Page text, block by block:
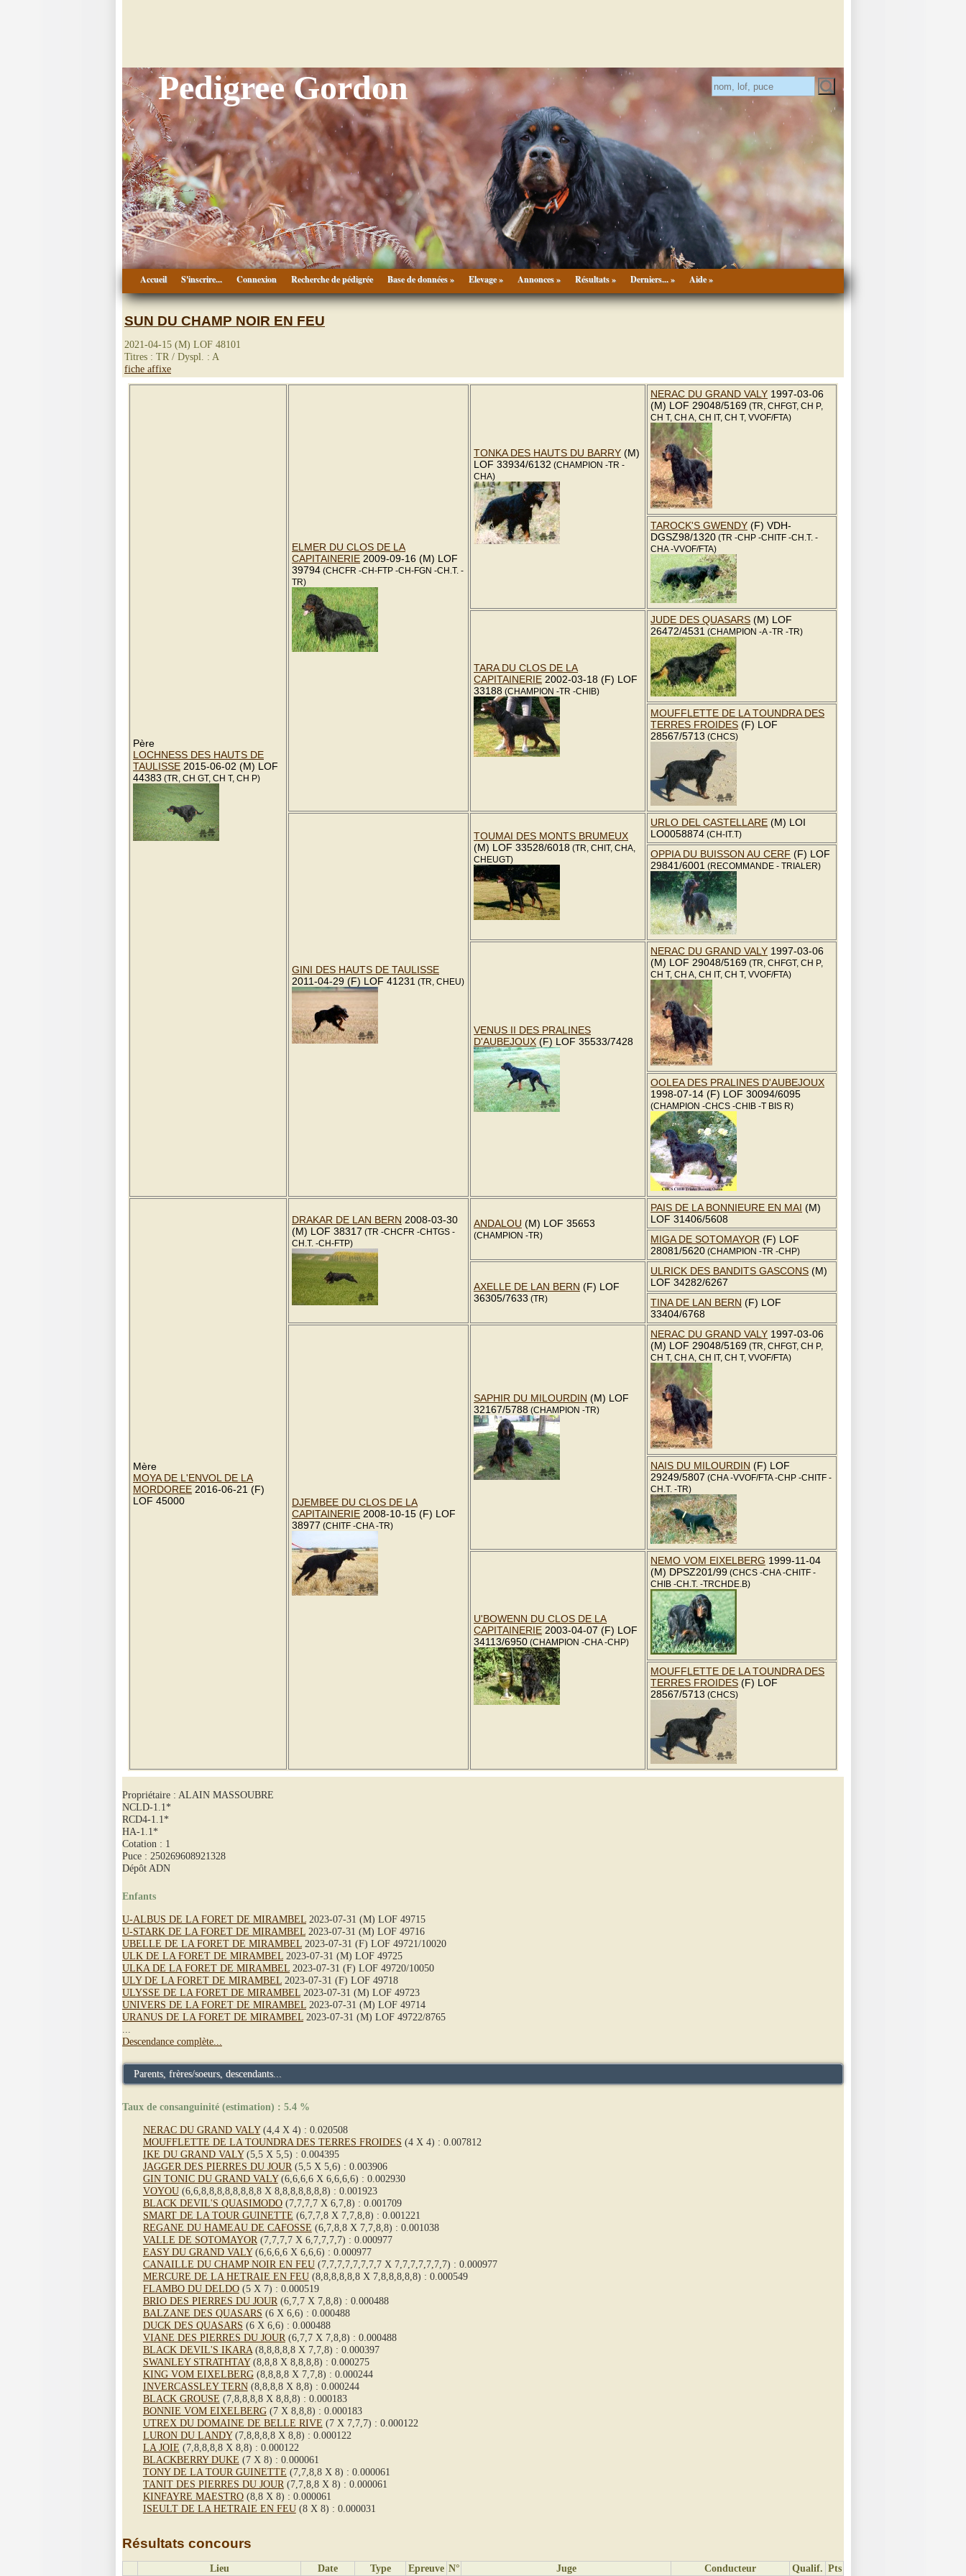
Pedigree Gordon
Accueil S'inscrire... Connexion Recherche de pédigrée Base de données » Elevage » Annonces » Résultats » Derniers... » Aide »
SUN DU CHAMP NOIR EN FEU
2021-04-15 (M) LOF 48101
Titres : TR / Dyspl. : A
fiche affixe
Père
LOCHNESS DES HAUTS DE
TAULISSE 2015-06-02 (M) LOF
44383 (TR, CH GT, CH T, CH P)
ELMER DU CLOS DE LA
CAPITAINERIE 2009-09-16 (M) LOF
39794 (CHCFR -CH-FTP -CH-FGN -CH.T. -
TR)
TONKA DES HAUTS DU BARRY (M)
LOF 33934/6132 (CHAMPION -TR -
CHA)
NERAC DU GRAND VALY 1997-03-06
(M) LOF 29048/5169 (TR, CHFGT, CH P,
CH T, CH A, CH IT, CH T, VVOF/FTA)
TAROCK'S GWENDY (F) VDH-
DGSZ98/1320 (TR -CHP -CHITF -CH.T. -
CHA -VVOF/FTA)
TARA DU CLOS DE LA
CAPITAINERIE 2002-03-18 (F) LOF
33188 (CHAMPION -TR -CHIB)
JUDE DES QUASARS (M) LOF
26472/4531 (CHAMPION -A -TR -TR)
MOUFFLETTE DE LA TOUNDRA DES
TERRES FROIDES (F) LOF
28567/5713 (CHCS)
GINI DES HAUTS DE TAULISSE
2011-04-29 (F) LOF 41231 (TR, CHEU)
TOUMAI DES MONTS BRUMEUX
(M) LOF 33528/6018 (TR, CHIT, CHA,
CHEUGT)
URLO DEL CASTELLARE (M) LOI
LO0058874 (CH-IT.T)
OPPIA DU BUISSON AU CERF (F) LOF
29841/6001 (RECOMMANDE - TRIALER)
VENUS II DES PRALINES
D'AUBEJOUX (F) LOF 35533/7428
NERAC DU GRAND VALY 1997-03-06
(M) LOF 29048/5169 (TR, CHFGT, CH P,
CH T, CH A, CH IT, CH T, VVOF/FTA)
OOLEA DES PRALINES D'AUBEJOUX
1998-07-14 (F) LOF 30094/6095
(CHAMPION -CHCS -CHIB -T BIS R)
Mère
MOYA DE L'ENVOL DE LA
MORDOREE 2016-06-21 (F)
LOF 45000
DRAKAR DE LAN BERN 2008-03-30
(M) LOF 38317 (TR -CHCFR -CHTGS -
CH.T. -CH-FTP)
ANDALOU (M) LOF 35653
(CHAMPION -TR)
PAIS DE LA BONNIEURE EN MAI (M)
LOF 31406/5608
MIGA DE SOTOMAYOR (F) LOF
28081/5620 (CHAMPION -TR -CHP)
AXELLE DE LAN BERN (F) LOF
36305/7633 (TR)
ULRICK DES BANDITS GASCONS (M)
LOF 34282/6267
TINA DE LAN BERN (F) LOF
33404/6768
DJEMBEE DU CLOS DE LA
CAPITAINERIE 2008-10-15 (F) LOF
38977 (CHITF -CHA -TR)
SAPHIR DU MILOURDIN (M) LOF
32167/5788 (CHAMPION -TR)
NERAC DU GRAND VALY 1997-03-06
(M) LOF 29048/5169 (TR, CHFGT, CH P,
CH T, CH A, CH IT, CH T, VVOF/FTA)
NAIS DU MILOURDIN (F) LOF
29249/5807 (CHA -VVOF/FTA -CHP -CHITF -
CH.T. -TR)
U'BOWENN DU CLOS DE LA
CAPITAINERIE 2003-04-07 (F) LOF
34113/6950 (CHAMPION -CHA -CHP)
NEMO VOM EIXELBERG 1999-11-04
(M) DPSZ201/99 (CHCS -CHA -CHITF -
CHIB -CH.T. -TRCHDE.B)
MOUFFLETTE DE LA TOUNDRA DES
TERRES FROIDES (F) LOF
28567/5713 (CHCS)
Propriétaire : ALAIN MASSOUBRE
NCLD-1.1*
RCD4-1.1*
HA-1.1*
Cotation : 1
Puce : 250269608921328
Dépôt ADN
Enfants
U-ALBUS DE LA FORET DE MIRAMBEL 2023-07-31 (M) LOF 49715
U-STARK DE LA FORET DE MIRAMBEL 2023-07-31 (M) LOF 49716
UBELLE DE LA FORET DE MIRAMBEL 2023-07-31 (F) LOF 49721/10020
ULK DE LA FORET DE MIRAMBEL 2023-07-31 (M) LOF 49725
ULKA DE LA FORET DE MIRAMBEL 2023-07-31 (F) LOF 49720/10050
ULY DE LA FORET DE MIRAMBEL 2023-07-31 (F) LOF 49718
ULYSSE DE LA FORET DE MIRAMBEL 2023-07-31 (M) LOF 49723
UNIVERS DE LA FORET DE MIRAMBEL 2023-07-31 (M) LOF 49714
URANUS DE LA FORET DE MIRAMBEL 2023-07-31 (M) LOF 49722/8765
Descendance complète...
Parents, frères/soeurs, descendants...
Taux de consanguinité (estimation) : 5.4 %
NERAC DU GRAND VALY(4,4 X 4) : 0.020508
MOUFFLETTE DE LA TOUNDRA DES TERRES FROIDES (4 X 4) : 0.007812
IKE DU GRAND VALY(5,5 X 5,5) : 0.004395
JAGGER DES PIERRES DU JOUR (5,5 X 5,6) : 0.003906
GIN TONIC DU GRAND VALY(6,6,6,6 X 6,6,6,6) : 0.002930
VOYOU(6,6,8,8,8,8,8,8,8,8 X 8,8,8,8,8,8,8) : 0.001923
BLACK DEVIL'S QUASIMODO(7,7,7,7 X 6,7,8) : 0.001709
SMART DE LA TOUR GUINETTE (6,7,7,8 X 7,7,8,8) : 0.001221
REGANE DU HAMEAU DE CAFOSSE (6,7,8,8 X 7,7,8,8) : 0.001038
VALLE DE SOTOMAYOR (7,7,7,7 X 6,7,7,7,7) : 0.000977
EASY DU GRAND VALY(6,6,6,6 X 6,6,6) : 0.000977
CANAILLE DU CHAMP NOIR EN FEU(7,7,7,7,7,7,7,7 X 7,7,7,7,7,7,7) : 0.000977
MERCURE DE LA HETRAIE EN FEU(8,8,8,8,8,8 X 7,8,8,8,8,8) : 0.000549
FLAMBO DU DELDO(5 X 7) : 0.000519
BRIO DES PIERRES DU JOUR (6,7,7 X 7,8,8) : 0.000488
BALZANE DES QUASARS (6 X 6,6) : 0.000488
DUCK DES QUASARS (6 X 6,6) : 0.000488
VIANE DES PIERRES DU JOUR (6,7,7 X 7,8,8) : 0.000488
BLACK DEVIL'S IKARA(8,8,8,8,8 X 7,7,8) : 0.000397
SWANLEY STRATHTAY(8,8,8 X 8,8,8,8) : 0.000275
KING VOM EIXELBERG(8,8,8,8 X 7,7,8) : 0.000244
INVERCASSLEY TERN(8,8,8,8 X 8,8) : 0.000244
BLACK GROUSE (7,8,8,8,8 X 8,8,8) : 0.000183
BONNIE VOM EIXELBERG(7 X 8,8,8) : 0.000183
UTREX DU DOMAINE DE BELLE RIVE (7 X 7,7,7) : 0.000122
LURON DU LANDY(7,8,8,8,8 X 8,8) : 0.000122
LA JOIE (7,8,8,8,8 X 8,8) : 0.000122
BLACKBERRY DUKE (7 X 8) : 0.000061
TONY DE LA TOUR GUINETTE (7,7,8,8 X 8) : 0.000061
TANIT DES PIERRES DU JOUR (7,7,8,8 X 8) : 0.000061
KINFAYRE MAESTRO(8,8 X 8) : 0.000061
ISEULT DE LA HETRAIE EN FEU(8 X 8) : 0.000031
Résultats concours
Lieu Date Type Epreuve N° Juge Conducteur Qualif. Pts